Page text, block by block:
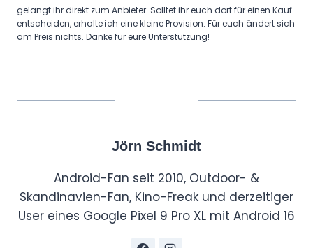
gelangt ihr direkt zum Anbieter. Solltet ihr euch dort für einen Kauf
entscheiden, erhalte ich eine kleine Provision. Für euch ändert sich
am Preis nichts. Danke für eure Unterstützung!
Jörn Schmidt
Android-Fan seit 2010, Outdoor- &
Skandinavien-Fan, Kino-Freak und derzeitiger
User eines Google Pixel 9 Pro XL mit Android 16